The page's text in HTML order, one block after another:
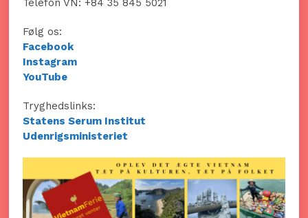
Følg os:
Facebook
Instagram
YouTube
Tryghedslinks:
Statens Serum Institut
Udenrigsministeriet